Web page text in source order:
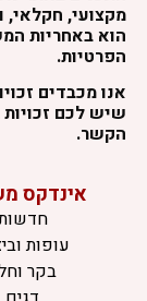
מקצועי,
הוא באחריות
הפרטיות.
אנו מכבדים
שיש לכם זכויות
הקשר.
אינדקס
עופות
בקר